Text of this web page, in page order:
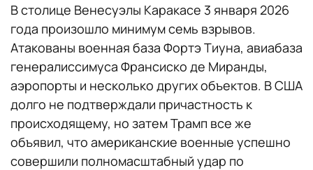
В столице Венесуэлы Каракасе 3 января 2026
года произошло минимум семь взрывов.
Атакованы военная база Фортэ Тиуна, авиабаза
генералиссимуса Франсиско де Миранды,
аэропорты и несколько других объектов. В США
долго не подтверждали причастность к
происходящему, но затем Трамп все же
объявил, что американские военные успешно
совершили полномасштабный удар по